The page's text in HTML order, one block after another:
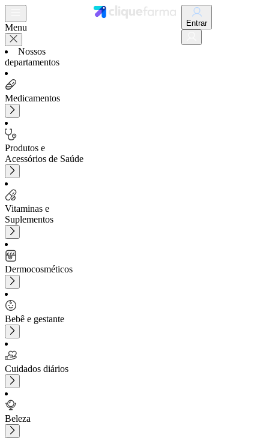
Menu
Nossos
departamentos
Medicamentos
Produtos e
Acessórios de Saúde
Vitaminas e
Suplementos
Dermocosméticos
Bebê e gestante
Cuidados diários
Beleza
Entrar